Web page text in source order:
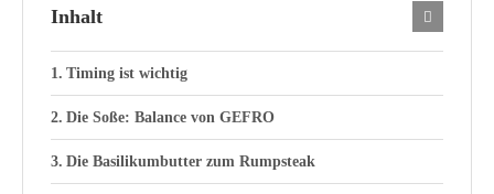
Inhalt
Timing ist wichtig
Die Soße: Balance von GEFRO
Die Basilikumbutter zum Rumpsteak